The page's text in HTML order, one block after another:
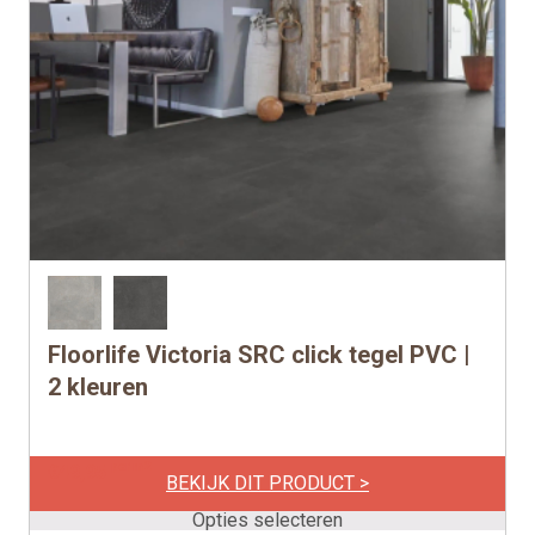
Floorlife Victoria SRC click tegel PVC |
2 kleuren
BEKIJK DIT PRODUCT >
Opties selecteren
Dit
product
Deze